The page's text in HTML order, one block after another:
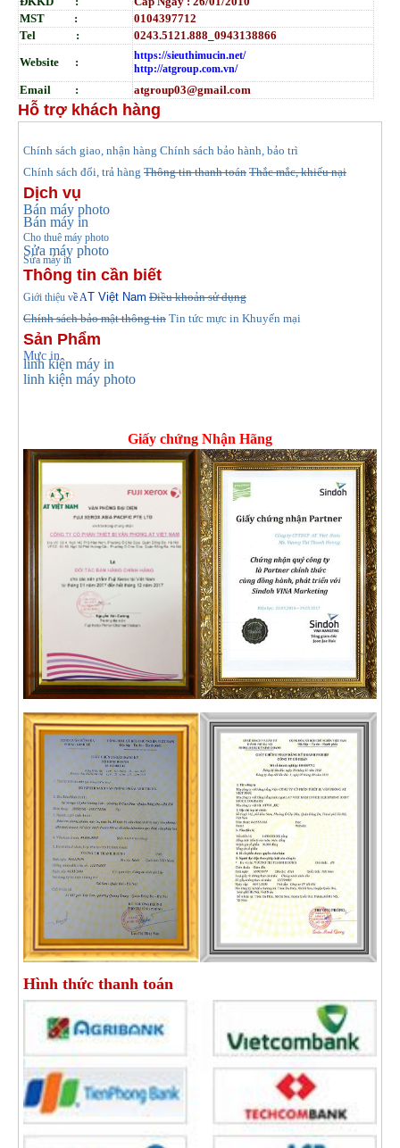
MST :
0104397712
Tel :
0243.5121.888_0943138866
Website :
https://sieuthimucin.net/
http://atgroup.com.vn/
Email : atgroup03@gmail.com
Hỗ trợ khách hàng
Chính sách giao, nhận hàng Chính sách bảo hành, bảo trì
Chính sách đổi, trả hàng Thông tin thanh toán Thắc mắc, khiếu nại
Dịch vụ
Bán máy photo
Bán máy in
Cho thuê máy photo
Sửa máy photo
Sửa máy in
Thông tin cần biết
Giới thiệu về AT Việt Nam Điều khoản sử dụng
Chính sách bảo mật thông tin Tin tức mực in Khuyến mại
Sản Phẩm
Mực in
linh kiện máy in
linh kiện máy photo
Giấy chứng Nhận Hãng
Hình thức thanh toán